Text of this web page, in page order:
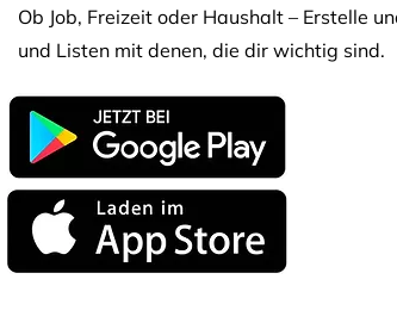
Ob Job, Freizeit oder Haushalt – Erstelle
und Listen mit denen, die dir wichtig sind.